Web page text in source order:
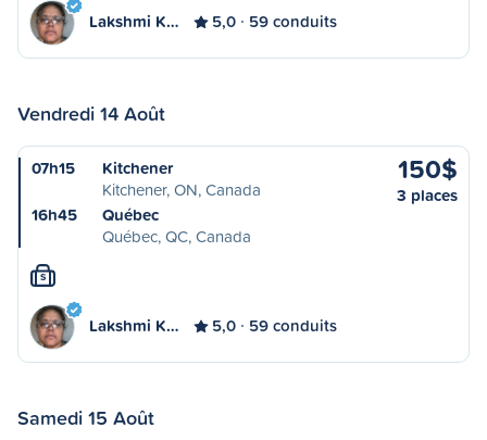
Lakshmi K… 5,0 59 conduits
Vendredi 14 Août
07h15
Kitchener
Kitchener, ON, Canada
16h45
Québec
Québec, QC, Canada
150$
3 places
S
Lakshmi K… 5,0 59 conduits
Samedi 15 Août